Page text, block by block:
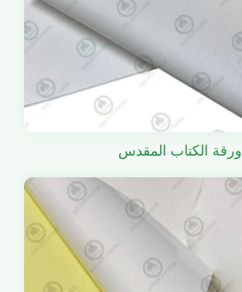
ورقة الكتاب المقدس